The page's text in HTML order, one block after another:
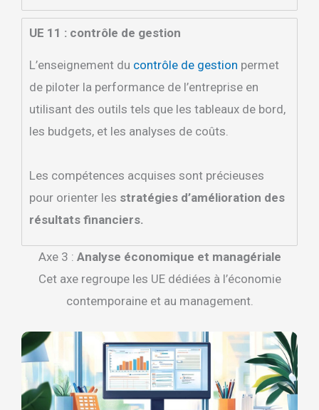
UE 11 : contrôle de gestion
L’enseignement du contrôle de gestion permet
de piloter la performance de l’entreprise en
utilisant des outils tels que les tableaux de bord,
les budgets, et les analyses de coûts.
Les compétences acquises sont précieuses
pour orienter les stratégies d’amélioration des
résultats financiers.
Axe 3 : Analyse économique et managériale
Cet axe regroupe les UE dédiées à l’économie
contemporaine et au management.